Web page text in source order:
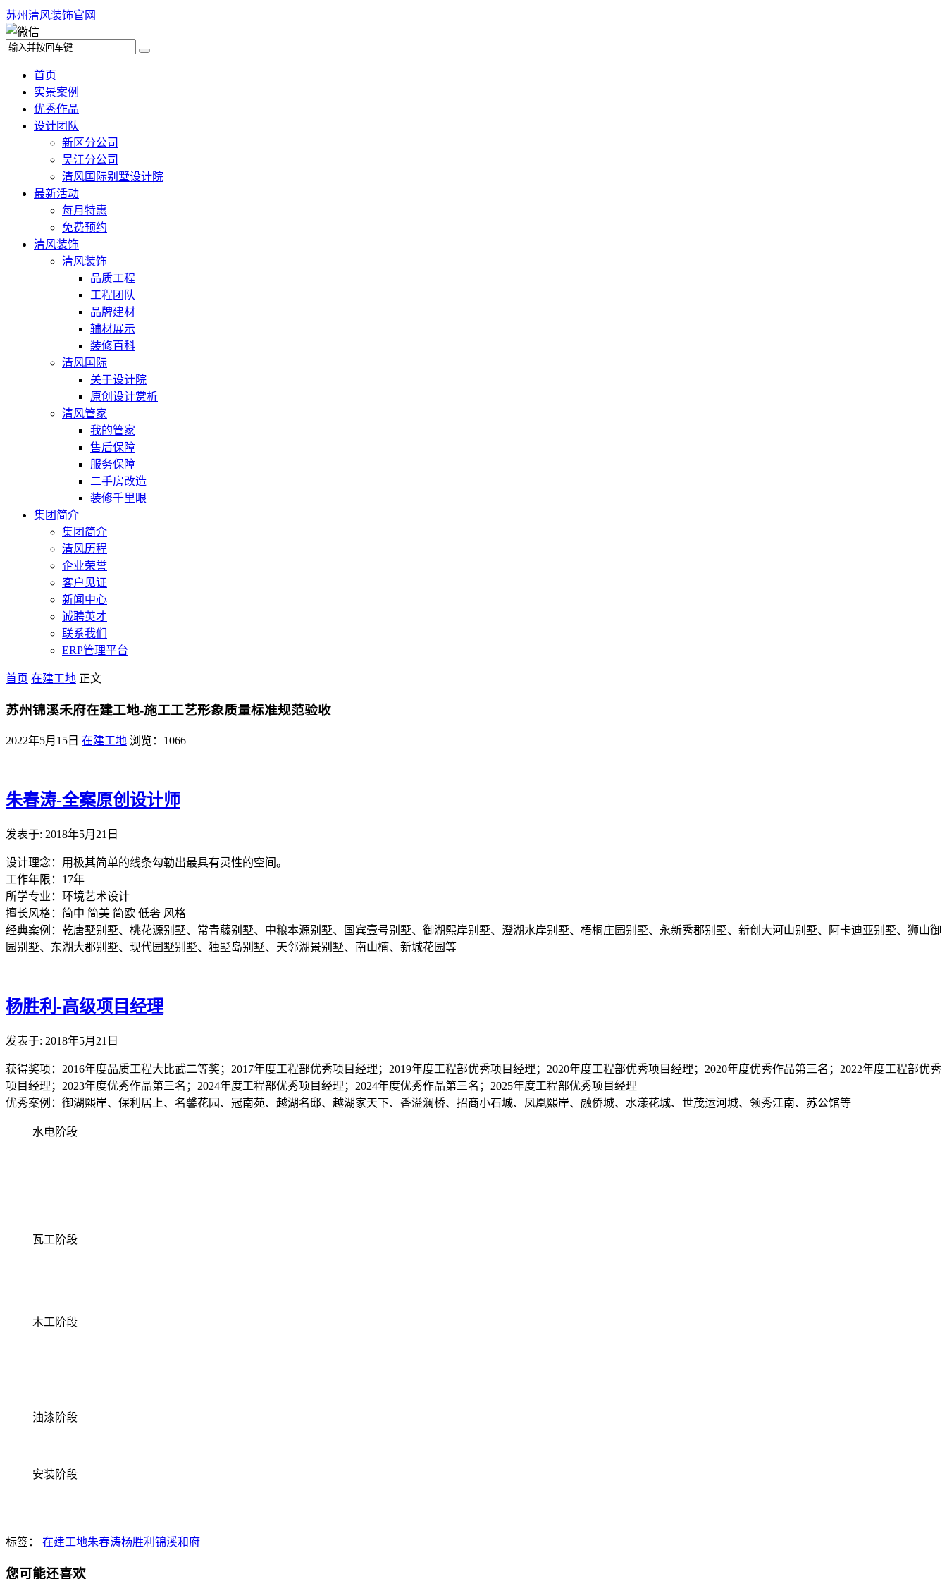
苏州清风装饰官网
首页
实景案例
优秀作品
设计团队
新区分公司
吴江分公司
清风国际别墅设计院
最新活动
每月特惠
免费预约
清风装饰
清风装饰
品质工程
工程团队
品牌建材
辅材展示
装修百科
清风国际
关于设计院
原创设计赏析
清风管家
我的管家
售后保障
服务保障
二手房改造
装修千里眼
集团简介
集团简介
清风历程
企业荣誉
客户见证
新闻中心
诚聘英才
联系我们
ERP管理平台
首页 在建工地 正文
苏州锦溪禾府在建工地-施工工艺形象质量标准规范验收
2022年5月15日 在建工地 浏览：1066
朱春涛-全案原创设计师
发表于: 2018年5月21日
设计理念：用极其简单的线条勾勒出最具有灵性的空间。
工作年限：17年
所学专业：环境艺术设计
擅长风格：简中 简美 简欧 低奢 风格
经典案例：乾唐墅别墅、桃花源别墅、常青藤别墅、中粮本源别墅、国宾壹号别墅、御湖熙岸别墅、澄湖水岸别墅、梧桐庄园别墅、永新秀郡别墅、新创大河山别墅、阿卡迪亚别墅、狮山御
园别墅、东湖大郡别墅、现代园墅别墅、独墅岛别墅、天邻湖景别墅、南山楠、新城花园等
杨胜利-高级项目经理
发表于: 2018年5月21日
获得奖项：2016年度品质工程大比武二等奖；2017年度工程部优秀项目经理；2019年度工程部优秀项目经理；2020年度工程部优秀项目经理；2020年度优秀作品第三名；2022年度工程部优秀
项目经理；2023年度优秀作品第三名；2024年度工程部优秀项目经理；2024年度优秀作品第三名；2025年度工程部优秀项目经理
优秀案例：御湖熙岸、保利居上、名馨花园、冠南苑、越湖名邸、越湖家天下、香溢澜桥、招商小石城、凤凰熙岸、融侨城、水漾花城、世茂运河城、领秀江南、苏公馆等
水电阶段
瓦工阶段
木工阶段
油漆阶段
安装阶段
标签： 在建工地朱春涛杨胜利 锦溪和府
您可能还喜欢